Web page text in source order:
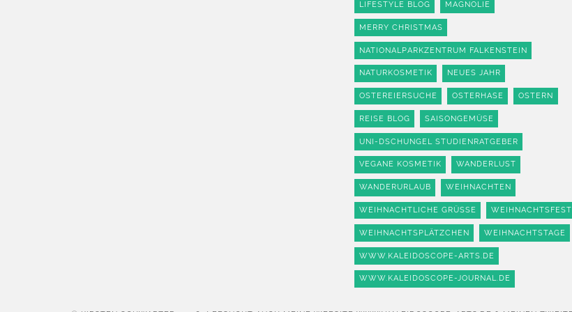
LIFESTYLE BLOG MAGNOLIE
MERRY CHRISTMAS
NATIONALPARKZENTRUM FALKENSTEIN
NATURKOSMETIK NEUES JAHR
OSTEREIERSUCHE OSTERHASE OSTERN
REISE BLOG SAISONGEMÜSE
UNI-DSCHUNGEL STUDIENRATGEBER
VEGANE KOSMETIK WANDERLUST
WANDERURLAUB WEIHNACHTEN
WEIHNACHTLICHE GRÜSSE WEIHNACHTSFEST
WEIHNACHTSPLÄTZCHEN WEIHNACHTSTAGE
WWW.KALEIDOSCOPE-ARTS.DE
WWW.KALEIDOSCOPE-JOURNAL.DE